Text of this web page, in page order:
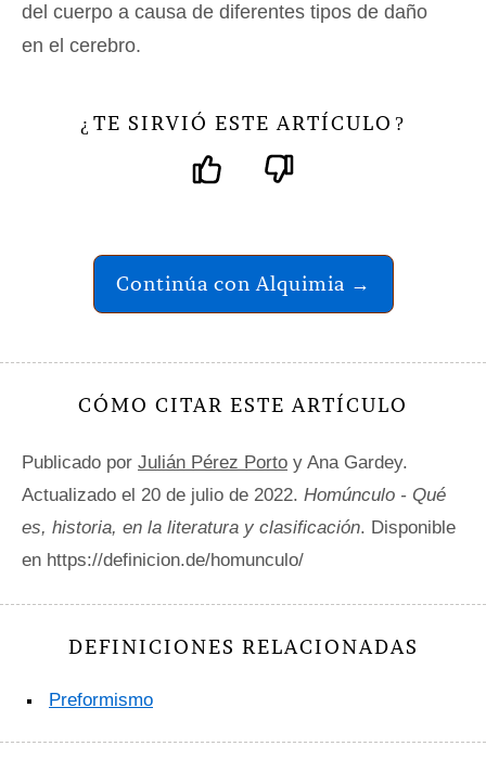
del cuerpo a causa de diferentes tipos de daño
en el cerebro.
¿ TE SIRVIÓ ESTE ARTÍCULO ?
Continúa con Alquimia →
CÓMO CITAR ESTE ARTÍCULO
Publicado por Julián Pérez Porto y Ana Gardey.
Actualizado el 20 de julio de 2022. Homúnculo - Qué
es, historia, en la literatura y clasificación. Disponible
en https://definicion.de/homunculo/
DEFINICIONES RELACIONADAS
Preformismo